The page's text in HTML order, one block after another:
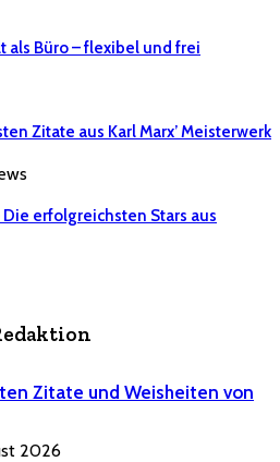
als Büro – flexibel und frei
Zitate aus Karl Marx’ Meisterwerk
erfolgreichsten Stars aus
Zitate und Weisheiten von
2026